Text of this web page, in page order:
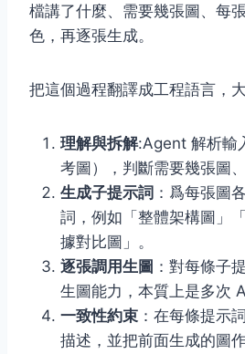
檔講了什麼、需要幾張圖、每
色，再逐張生成。
把這個過程翻譯成工程語言，
理解與拆解:Agent 解析輸
考圖），判斷需要幾張圖
生成子提示詞 ：爲每張圖
詞，例如「整體架構圖」
據對比圖」。
逐張調用生圖 ：對每條子
生圖能力，本質上是多次
一致性約束 ：在每條提示
描述，並把前面生成的圖